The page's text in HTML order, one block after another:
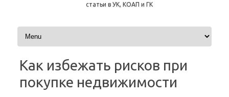
статьи в УК, КОАП и ГК
Перейти к содержимому
Как избежать рисков при
покупке недвижимости